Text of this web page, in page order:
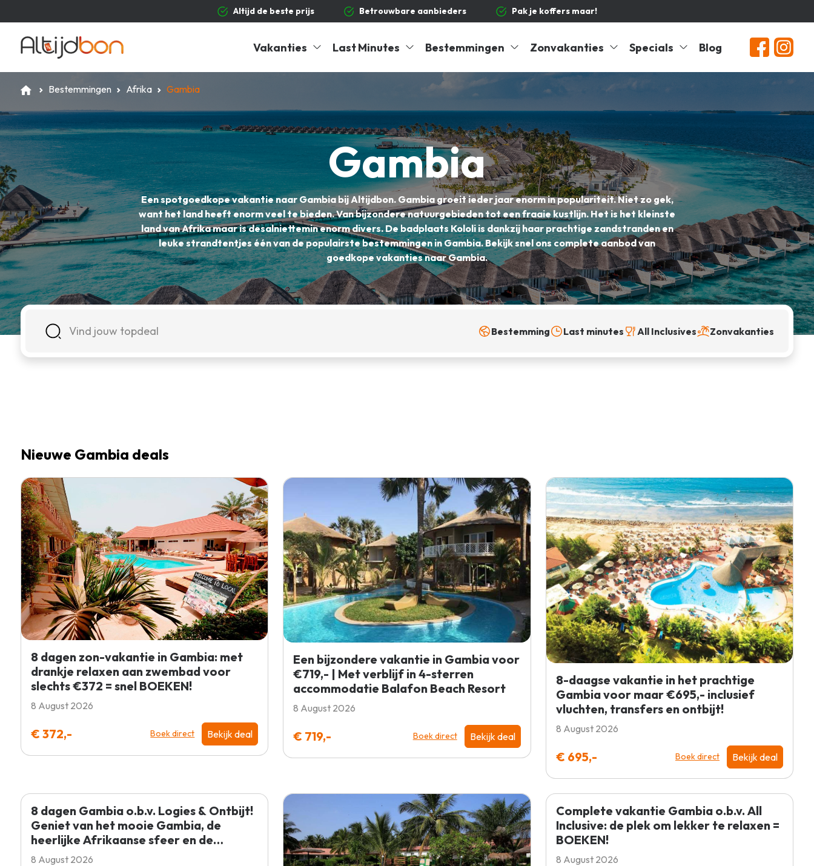
Altijd de beste prijs Betrouwbare aanbieders Pak je koffers maar!
Vakanties Last Minutes Bestemmingen Zonvakanties Specials Blog
Bestemmingen Afrika Gambia
Gambia
Een spotgoedkope vakantie naar Gambia bij Altijdbon. Gambia groeit ieder jaar enorm in populariteit. Niet zo gek,
want het land heeft enorm veel te bieden. Van bijzondere natuurgebieden tot een fraaie kustlijn. Het is het kleinste
land van Afrika maar is desalniettemin enorm divers. De badplaats Kololi is dankzij haar prachtige zandstranden en
leuke strandtentjes één van de populairste bestemmingen in Gambia. Bekijk snel ons complete aanbod van
goedkope vakanties naar Gambia.
Bestemming Last minutes All Inclusives Zonvakanties
Nieuwe Gambia deals
8 dagen zon-vakantie in Gambia: met
drankje relaxen aan zwembad voor
slechts €372 = snel BOEKEN!
8 August 2026
€ 372,- Boek direct Bekijk deal
Een bijzondere vakantie in Gambia voor
€719,- | Met verblijf in 4-sterren
accommodatie Balafon Beach Resort
8 August 2026
€ 719,- Boek direct Bekijk deal
8-daagse vakantie in het prachtige
Gambia voor maar €695,- inclusief
vluchten, transfers en ontbijt!
8 August 2026
€ 695,- Boek direct Bekijk deal
8 dagen Gambia o.b.v. Logies & Ontbijt!
Geniet van het mooie Gambia, de
heerlijke Afrikaanse sfeer en de
lekkere temperatuur! €767 p.p. = WOW
8 August 2026
Complete vakantie Gambia o.b.v. All
Inclusive: de plek om lekker te relaxen =
BOEKEN!
8 August 2026